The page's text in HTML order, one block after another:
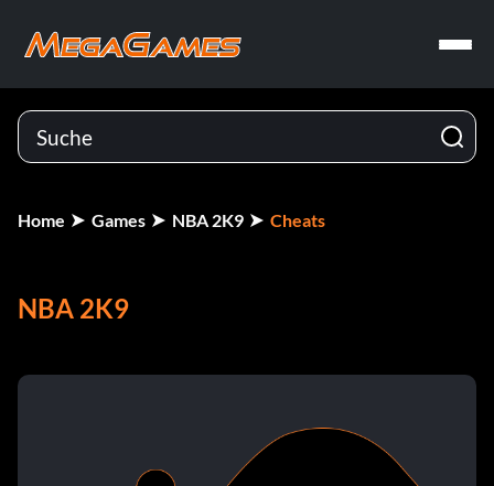
Home Games NBA 2K9 Cheats
NBA 2K9